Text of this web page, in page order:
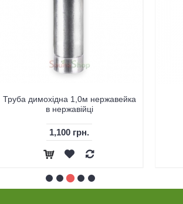
Труба димохідна 1,0м нержавейка
в нержавійці
1,100 грн.